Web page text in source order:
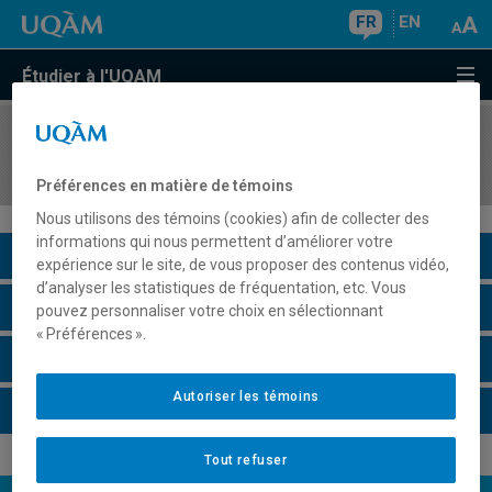
FR EN
Étudier à l'UQAM
COURS//
Description du cours
Horaire - Été 2026
Préférences en matière de témoins
Nous utilisons des témoins (cookies) afin de collecter des
informations qui nous permettent d’améliorer votre
expérience sur le site, de vous proposer des contenus vidéo,
d’analyser les statistiques de fréquentation, etc. Vous
pouvez personnaliser votre choix en sélectionnant
« Préférences ».
Tout refuser
Autoriser les témoins